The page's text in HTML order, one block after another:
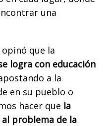
una
que la
logra con educación
a la
en su pueblo o
hacer que la
problema de la